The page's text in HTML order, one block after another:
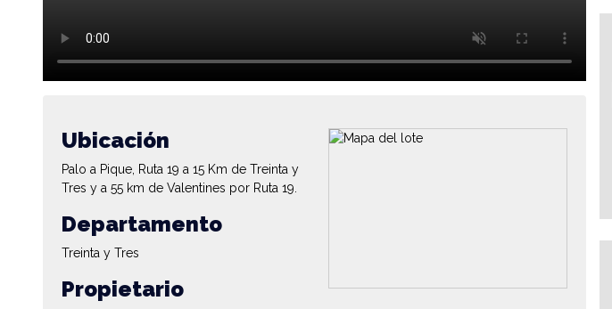
Ubicación
Palo a Pique, Ruta 19 a 15 Km de Treinta y
Tres y a 55 km de Valentines por Ruta 19.
Departamento
Treinta y Tres
Propietario